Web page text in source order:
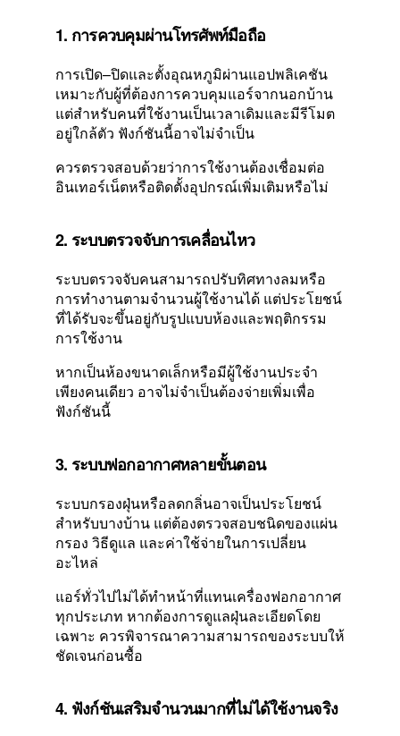
1. การควบคุมผ่านโทรศัพท์มือถือ
การเปิด–ปิดและตั้งอุณหภูมิผ่านแอปพลิเคชัน
เหมาะกับผู้ที่ต้องการควบคุมแอร์จากนอกบ้าน
แต่สำหรับคนที่ใช้งานเป็นเวลาเดิมและมีรีโมต
อยู่ใกล้ตัว ฟังก์ชันนี้อาจไม่จำเป็น
ควรตรวจสอบด้วยว่าการใช้งานต้องเชื่อมต่อ
อินเทอร์เน็ตหรือติดตั้งอุปกรณ์เพิ่มเติมหรือไม่
2. ระบบตรวจจับการเคลื่อนไหว
ระบบตรวจจับคนสามารถปรับทิศทางลมหรือ
การทำงานตามจำนวนผู้ใช้งานได้ แต่ประโยชน์
ที่ได้รับจะขึ้นอยู่กับรูปแบบห้องและพฤติกรรม
การใช้งาน
หากเป็นห้องขนาดเล็กหรือมีผู้ใช้งานประจำ
เพียงคนเดียว อาจไม่จำเป็นต้องจ่ายเพิ่มเพื่อ
ฟังก์ชันนี้
3. ระบบฟอกอากาศหลายขั้นตอน
ระบบกรองฝุ่นหรือลดกลิ่นอาจเป็นประโยชน์
สำหรับบางบ้าน แต่ต้องตรวจสอบชนิดของแผ่น
กรอง วิธีดูแล และค่าใช้จ่ายในการเปลี่ยน
อะไหล่
แอร์ทั่วไปไม่ได้ทำหน้าที่แทนเครื่องฟอกอากาศ
ทุกประเภท หากต้องการดูแลฝุ่นละเอียดโดย
เฉพาะ ควรพิจารณาความสามารถของระบบให้
ชัดเจนก่อนซื้อ
4. ฟังก์ชันเสริมจำนวนมากที่ไม่ได้ใช้งานจริง